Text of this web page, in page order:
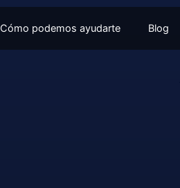
Cómo podemos ayudarte Blog